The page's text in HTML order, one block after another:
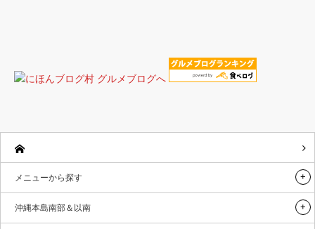
メニューから探す
沖縄本島南部＆以南